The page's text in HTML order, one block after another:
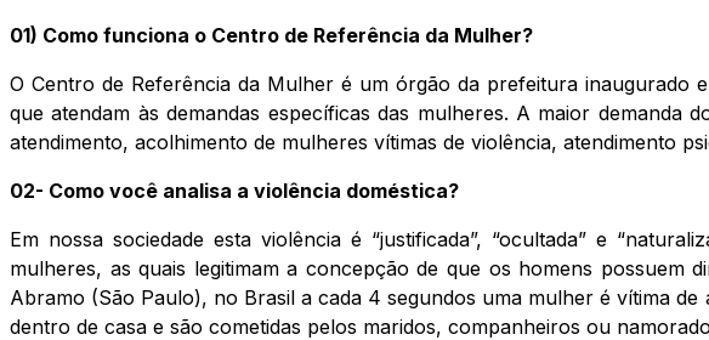
01) Como funciona o Centro de Referência da Mulher?
O Centro de Referência da Mulher é um órgão da prefeitura inaugurado
que atendam às demandas específicas das mulheres. A maior demanda
atendimento, acolhimento de mulheres vítimas de violência, atendimento
02- Como você analisa a violência doméstica?
Em nossa sociedade esta violência é “justificada”, “ocultada” e
mulheres, as quais legitimam a concepção de que os homens
Abramo (São Paulo), no Brasil a cada 4 segundos uma mulher é vítima
dentro de casa e são cometidas pelos maridos, companheiros ou